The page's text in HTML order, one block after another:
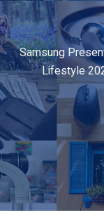
Samsung
Lifestyle